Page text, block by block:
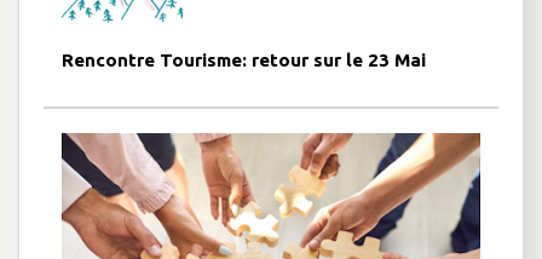
Rencontre Tourisme: retour sur le 23 Mai